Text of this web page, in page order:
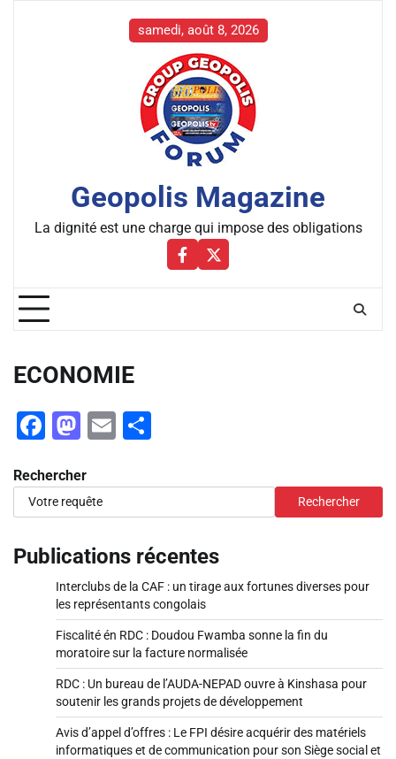
samedi, août 8, 2026
Geopolis Magazine
La dignité est une charge qui impose des obligations
Facebbok
X
ECONOMIE
Facebook
Mastodon
Email
Rechercher
Rechercher
Publications récentes
Interclubs de la CAF : un tirage aux fortunes diverses pour
les représentants congolais
Fiscalité én RDC : Doudou Fwamba sonne la fin du
moratoire sur la facture normalisée
RDC : Un bureau de l’AUDA-NEPAD ouvre à Kinshasa pour
soutenir les grands projets de développement
Avis d’appel d’offres : Le FPI désire acquérir des matériels
informatiques et de communication pour son Siège social et